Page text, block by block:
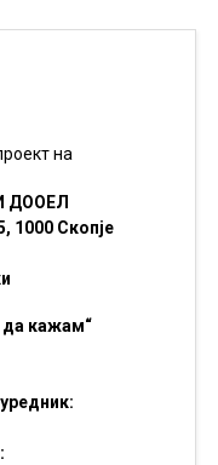
на
ДООЕЛ
1000 Скопје
да кажам“